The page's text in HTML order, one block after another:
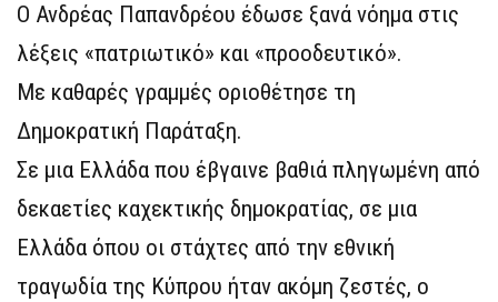
Ο Ανδρέας Παπανδρέου έδωσε ξανά νόημα στις
λέξεις «πατριωτικό» και «προοδευτικό».
Με καθαρές γραμμές οριοθέτησε τη
Δημοκρατική Παράταξη.
Σε μια Ελλάδα που έβγαινε βαθιά πληγωμένη από
δεκαετίες καχεκτικής δημοκρατίας, σε μια
Ελλάδα όπου οι στάχτες από την εθνική
τραγωδία της Κύπρου ήταν ακόμη ζεστές, ο